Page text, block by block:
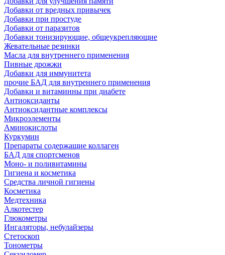
Добавки от вредных привычек
Добавки при простуде
Добавки от паразитов
Добавки тонизирующие, общеукрепляющие
Жевательные резинки
Масла для внутреннего применения
Пивные дрожжи
Добавки для иммунитета
прочие БАД для внутреннего применения
Добавки и витаминны при диабете
Антиоксиданты
Антиоксидантные комплексы
Микроэлементы
Аминокислоты
Куркумин
Препараты содержащие коллаген
БАД для спортсменов
Моно- и поливитамины
Гигиена и косметика
Средства личной гигиены
Косметика
Медтехника
Алкотестер
Глюкометры
Ингаляторы, небулайзеры
Стетоскоп
Тонометры